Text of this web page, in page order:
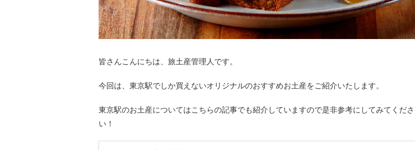
皆さんこんにちは、旅土産管理人です。
今回は、東京駅でしか買えないオリジナルのおすすめお土産をご紹介いたします。
東京駅のお土産についてはこちらの記事でも紹介していますので是非参考にしてみてくださ
い！